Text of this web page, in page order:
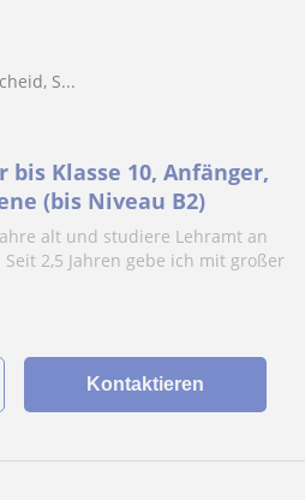
S...
bis Klasse 10, Anfänger,
(bis Niveau B2)
alt und studiere Lehramt an
2,5 Jahren gebe ich mit großer
Kontaktieren